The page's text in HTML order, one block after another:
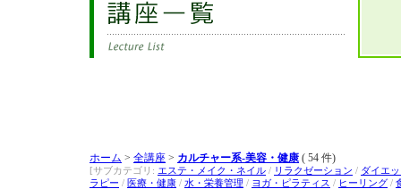
ホーム > 全講座 > カルチャー系-美容・健康 ( 54 件)
[サブカテゴリ: エステ・メイク・ネイル / リラクゼーション / ダイエ
ラピー / 医療・健康 / 水・栄養管理 / ヨガ・ピラティス / ヒーリング /